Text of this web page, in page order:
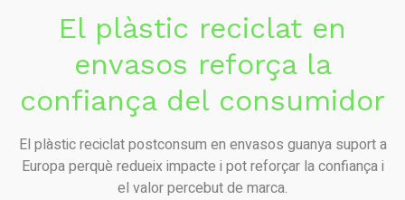
El plàstic reciclat en
envasos reforça la
confiança del consumidor
El plàstic reciclat postconsum en envasos guanya suport a
Europa perquè redueix impacte i pot reforçar la confiança i
el valor percebut de marca.